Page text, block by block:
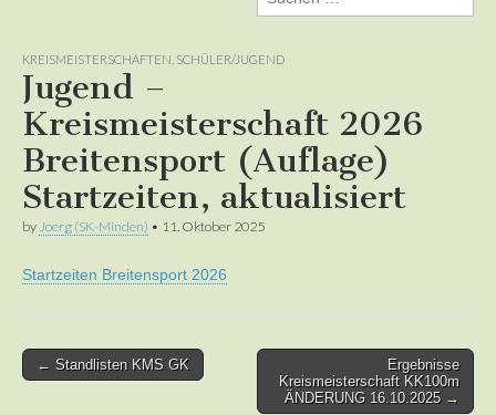
nach:
KREISMEISTERSCHAFTEN SCHÜLER/JUGEND
Jugend –
Kreismeisterschaft 2026
Breitensport (Auflage)
Startzeiten, aktualisiert
by Joerg (SK-Minden) • 11. Oktober 2025
Startzeiten Breitensport 2026
Post
← Standlisten KMS GK
Ergebnisse
Kreismeisterschaft KK100m
ÄNDERUNG 16.10.2025 →